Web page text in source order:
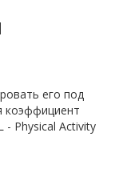
его под
коэффициент
- Physical Activity